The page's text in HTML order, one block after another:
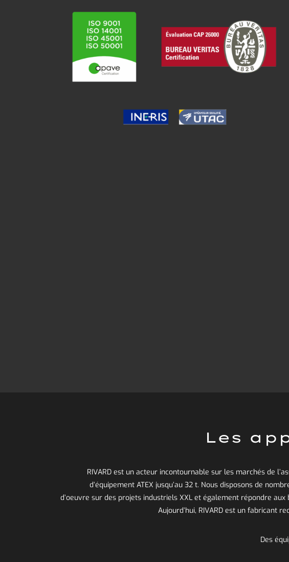
Les
RIVARD est un acteur incontournable sur les marchés de
d’équipement ATEX jusqu’au 32 t. Nous disposons de
d’oeuvre sur des projets industriels XXL et également répondre
Aujourd’hui, RIVARD est un fabricant
Des